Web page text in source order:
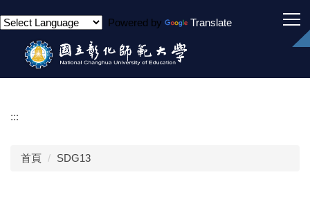
到
Powered by Translate
:::
首頁 SDG13